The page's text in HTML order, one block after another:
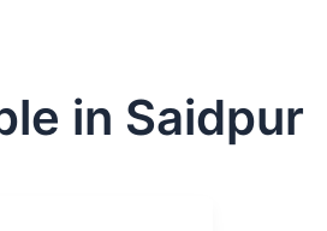
in Saidpur